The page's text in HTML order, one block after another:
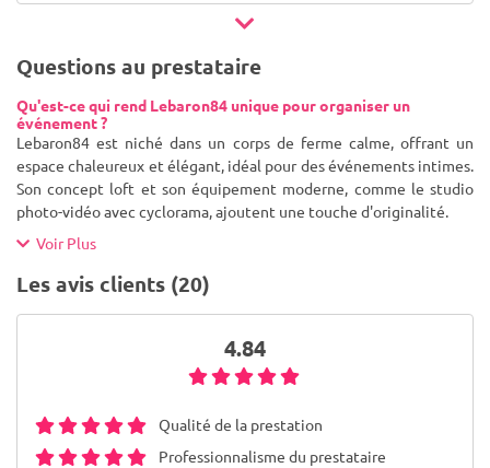
Questions au prestataire
Qu'est-ce qui rend Lebaron84 unique pour organiser un
événement ?
Lebaron84 est niché dans un corps de ferme calme, offrant un
espace chaleureux et élégant, idéal pour des événements intimes.
Son concept loft et son équipement moderne, comme le studio
photo-vidéo avec cyclorama, ajoutent une touche d'originalité.
Voir Plus
Les avis clients (20)
4.84
Qualité de la prestation
Professionnalisme du prestataire